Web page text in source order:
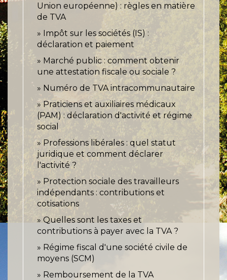
Union européenne) : règles en matière
de TVA
Impôt sur les sociétés (IS) :
déclaration et paiement
Marché public : comment obtenir
une attestation fiscale ou sociale ?
Numéro de TVA intracommunautaire
Praticiens et auxiliaires médicaux
(PAM) : déclaration d'activité et régime
social
Professions libérales : quel statut
juridique et comment déclarer
l'activité ?
Protection sociale des travailleurs
indépendants : contributions et
cotisations
Quelles sont les taxes et
contributions à payer avec la TVA ?
Régime fiscal d'une société civile de
moyens (SCM)
Remboursement de la TVA